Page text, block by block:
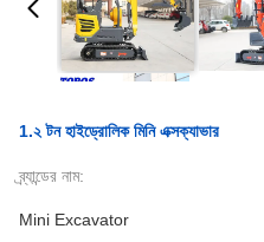
1.২ টন হাইড্রোলিক মিনি এক্সক্যাভার
ব্র্যান্ডের নাম:
Mini Excavator